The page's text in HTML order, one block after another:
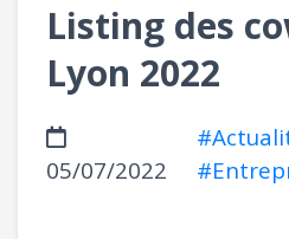
Listing des
Lyon 2022
05/07/2022